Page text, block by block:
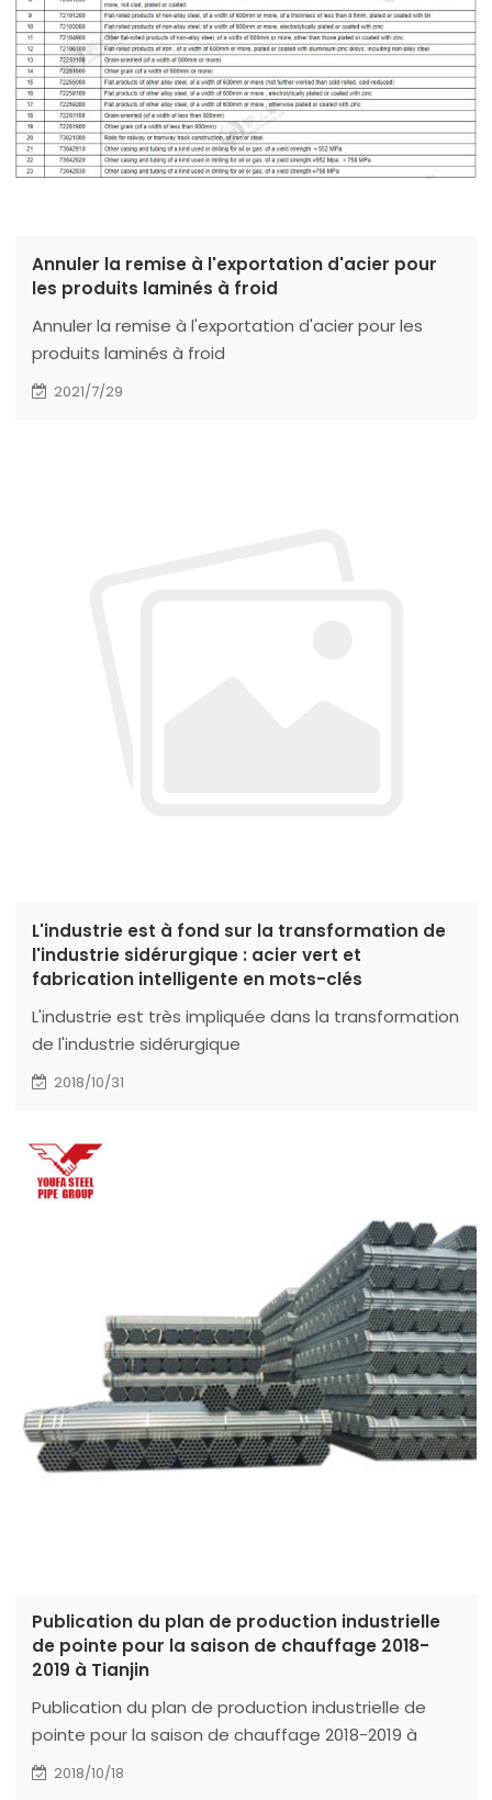
Annuler la remise à l'exportation d'acier pour
les produits laminés à froid
Annuler la remise à l'exportation d'acier pour les
produits laminés à froid
2021/7/29
L'industrie est à fond sur la transformation de
l'industrie sidérurgique : acier vert et
fabrication intelligente en mots-clés
L'industrie est très impliquée dans la transformation
de l'industrie sidérurgique
2018/10/31
Publication du plan de production industrielle
de pointe pour la saison de chauffage 2018-
2019 à Tianjin
Publication du plan de production industrielle de
pointe pour la saison de chauffage 2018-2019 à
Tianjin2018/10/18